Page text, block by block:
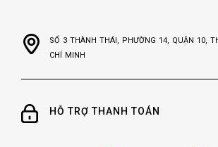
SỐ 3 THÀNH THÁI, PHƯỜNG 14, QUẬN 10,
CHÍ MINH
HỖ TRỢ THANH TOÁN